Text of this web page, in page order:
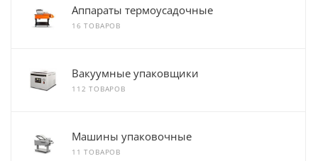
Аппараты термоусадочные
16 ТОВАРОВ
Вакуумные упаковщики
112 ТОВАРОВ
Машины упаковочные
11 ТОВАРОВ